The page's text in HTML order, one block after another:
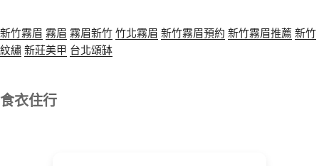
新竹霧眉 霧眉 霧眉新竹竹北霧眉 新竹霧眉預約 新竹霧眉推薦 新竹
紋繡新莊美甲 台北頌缽
食衣住行